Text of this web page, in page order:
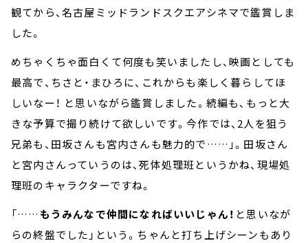
観てから、名古屋ミッドランドスクエアシネマで鑑賞しま
した。
めちゃくちゃ面白くて何度も笑いましたし、映画としても
最高で、ちさと・まひろに、これからも楽しく暮らしてほ
しいなー！ と思いながら鑑賞しました。続編も、もっと大
きな予算で撮り続けて欲しいです。今作では、2人を狙う
兄弟も、田坂さんも宮内さんも魅力的で……」。田坂さん
と宮内さんっていうのは、死体処理班というかね、現場処
理班のキャラクターですね。
「…… もうみんなで仲間になればいいじゃん！ と思いなが
らの終盤でした」という。ちゃんと打ち上げシーンもあり